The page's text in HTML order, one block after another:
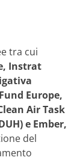
tra cui
Instrat
Europe,
Air Task
e Ember,
del